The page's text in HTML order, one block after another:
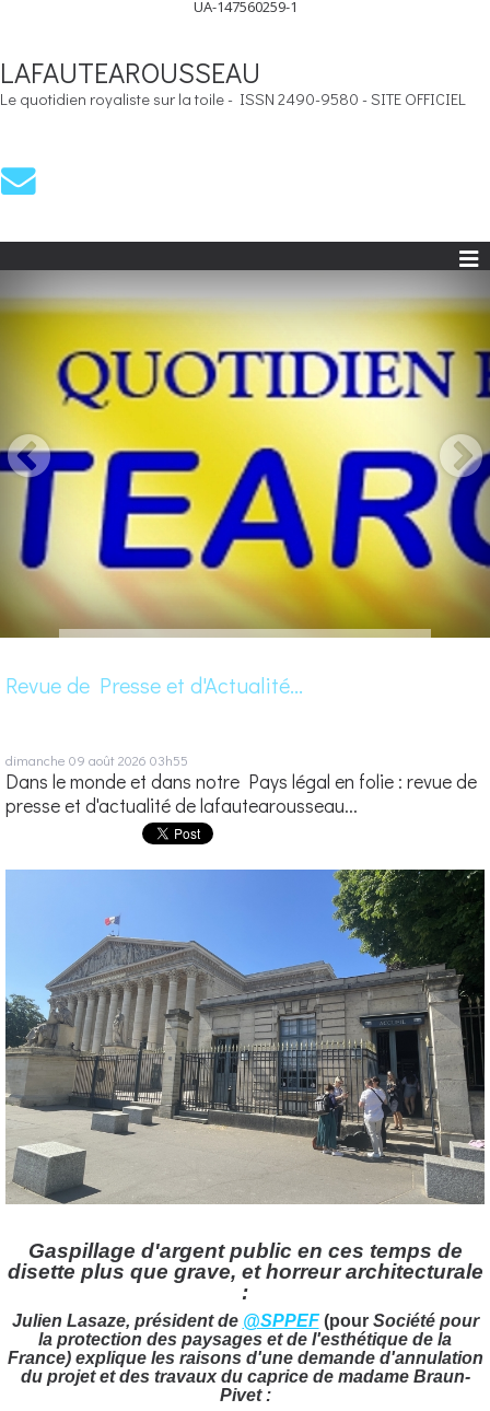
UA-147560259-1
LAFAUTEAROUSSEAU
Le quotidien royaliste sur la toile - ISSN 2490-9580 - SITE OFFICIEL
Revue de Presse et d'Actualité...
dimanche 09 août 2026 03h55
Dans le monde et dans notre Pays légal en folie : revue de
presse et d'actualité de lafautearousseau...
Gaspillage d'argent public en ces temps de
disette plus que grave, et horreur architecturale
:
Julien Lasaze, président de @SPPEF(pour Société pour
la protection des paysages et de l'esthétique de la
France) explique les raisons d'une demande d'annulation
du projet et des travaux du caprice de madame Braun-
Pivet :